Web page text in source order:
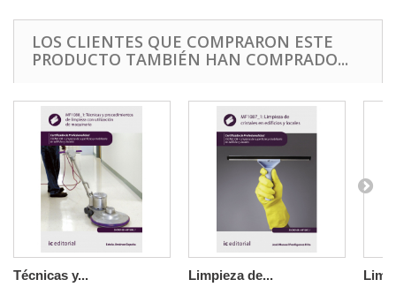
LOS CLIENTES QUE COMPRARON ESTE
PRODUCTO TAMBIÉN HAN COMPRADO...
Técnicas y... Limpieza de...